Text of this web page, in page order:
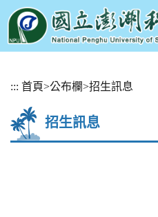
::: 首頁>公布欄>招生訊息
招生訊息